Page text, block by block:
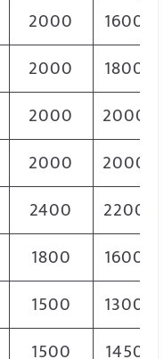
2000
1600
2000
1800
2000
2000
2000
2000
2400
2200
1800
1600
1500
1300
1500 1450